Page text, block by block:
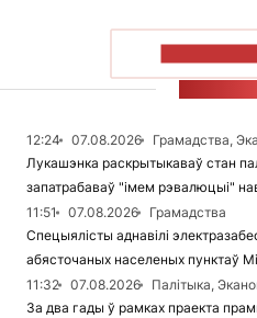
12:24 07.08.2026
Грамадства,
Лукашэнка раскрытыкаваў стан
запатрабаваў "імем рэвалюцыі"
11:51
07.08.2026
Грамадства
Спецыялісты аднавілі
абясточаных населеных пунктаў
11:32
07.08.2026
Палітыка,
За два гады ў рамках праекта